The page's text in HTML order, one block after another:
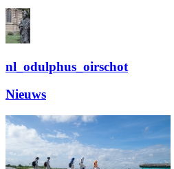
nl_odulphus_oirschot
Nieuws